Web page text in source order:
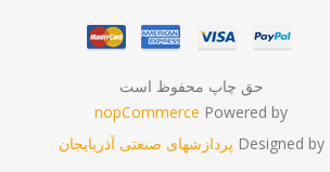
حق چاپ محفوظ است
Powered by
nopCommerce
Designed by پردازشهای صنعتی آذربایجان